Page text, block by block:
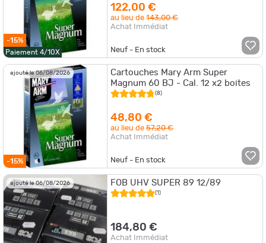
-15%
Paiement 4/10X
122,00 €
au lieu de143,00 €
Achat Immédiat
Neuf - En stock
ajouté le 06/08/2026
-15%
Cartouches Mary Arm Super
Magnum 60 BJ - Cal. 12 x2 boites
(8)
48,80 €
au lieu de57,20 €
Achat Immédiat
Neuf - En stock
ajouté le 06/08/2026 FOB UHV SUPER 89 12/89
(1)
184,80 €
Achat Immédiat